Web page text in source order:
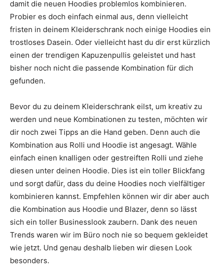
damit die neuen Hoodies problemlos kombinieren.
Probier es doch einfach einmal aus, denn vielleicht
fristen in deinem Kleiderschrank noch einige Hoodies ein
trostloses Dasein. Oder vielleicht hast du dir erst kürzlich
einen der trendigen Kapuzenpullis geleistet und hast
bisher noch nicht die passende Kombination für dich
gefunden.
Bevor du zu deinem Kleiderschrank eilst, um kreativ zu
werden und neue Kombinationen zu testen, möchten wir
dir noch zwei Tipps an die Hand geben. Denn auch die
Kombination aus Rolli und Hoodie ist angesagt. Wähle
einfach einen knalligen oder gestreiften Rolli und ziehe
diesen unter deinen Hoodie. Dies ist ein toller Blickfang
und sorgt dafür, dass du deine Hoodies noch vielfältiger
kombinieren kannst. Empfehlen können wir dir aber auch
die Kombination aus Hoodie und Blazer, denn so lässt
sich ein toller Businesslook zaubern. Dank des neuen
Trends waren wir im Büro noch nie so bequem gekleidet
wie jetzt. Und genau deshalb lieben wir diesen Look
besonders.